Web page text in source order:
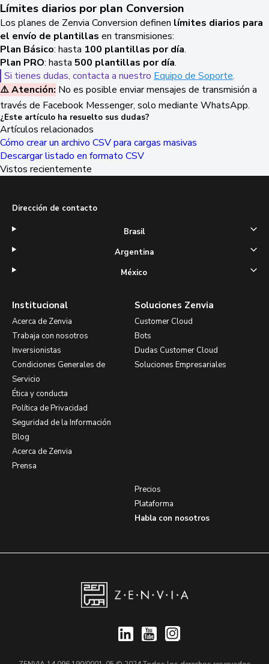
Límites diarios por plan Conversion
Los planes de Zenvia Conversion definen límites diarios para
el envío de plantillas en transmisiones:
Plan Básico: hasta 100 plantillas por día.
Plan PRO: hasta 500 plantillas por día.
Si tienes dudas, contacta a nuestro Equipo de Soporte.
⚠️ Atención: No es posible enviar mensajes de transmisión a
través de Facebook Messenger, solo mediante WhatsApp.
¿Este artículo ha resuelto sus dudas?
Artículos relacionados
Cómo crear un archivo CSV para cargas masivas
Descargar listado en formato CSV
Vistos recientemente
Institucional
Acerca de Zenvia
Trabaja con nosotros
Inversionistas
Condiciones Generales de
Servicio
Ética y conducta
Política de Privacidad
Seguridad de la Información
Blog
Acerca de Zenvia
Prensa
Soluciones Zenvia
Customer Cloud
Bots
Dudas Customer Cloud
Soluciones Empresariales
Precios
Plataforma
Habla con nosotros
Dirección de contacto
Brasil
Argentina
México